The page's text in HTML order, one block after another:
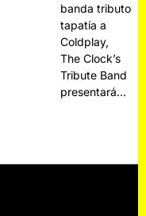
banda tributo
tapatía a
Coldplay,
The Clock’s
Tribute Band
presentará…